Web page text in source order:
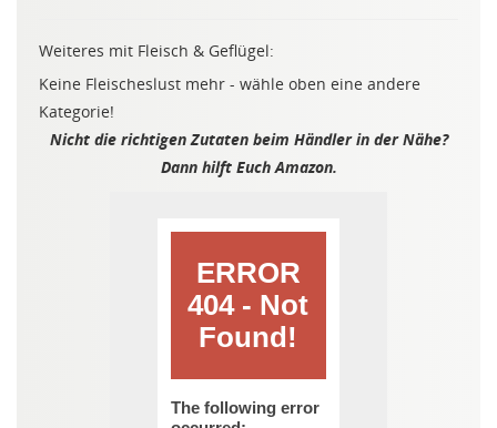
Weiteres mit Fleisch & Geflügel:
Keine Fleischeslust mehr - wähle oben eine andere
Kategorie!
Nicht die richtigen Zutaten beim Händler in der Nähe?
Dann hilft Euch Amazon.